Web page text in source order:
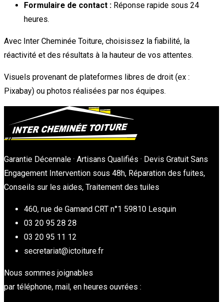
Formulaire de contact : Réponse rapide sous 24
heures.
Avec Inter Cheminée Toiture, choisissez la fiabilité, la
réactivité et des résultats à la hauteur de vos attentes.
Visuels provenant de plateformes libres de droit (ex :
Pixabay) ou photos réalisées par nos équipes.
Garantie Décennale · Artisans Qualifiés · Devis Gratuit Sans
Engagement Intervention sous 48h, Réparation des fuites,
Conseils sur les aides, Traitement des tuiles
460, rue de Gamand CRT n°1 59810 Lesquin
03 20 95 28 28
03 20 95 11 12
secretariat@ictoiture.fr
Nous sommes joignables
par téléphone, mail, en heures ouvrées :